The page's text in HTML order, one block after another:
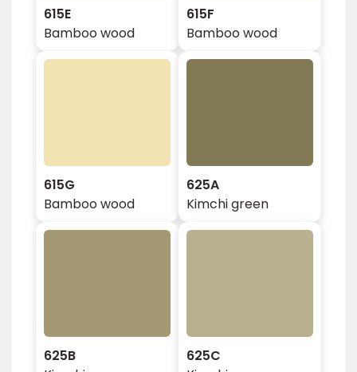
615E
Bamboo wood
615F
Bamboo wood
615G
Bamboo wood
625A
Kimchi green
625B
625C